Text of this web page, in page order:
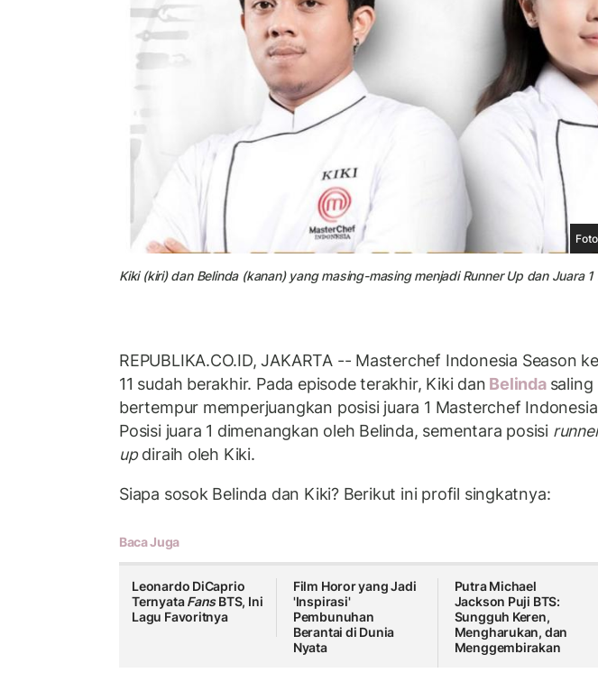
Kiki (kiri) dan Belinda (kanan) yang masing-masing menjadi Runner Up dan Juara
REPUBLIKA.CO.ID, JAKARTA -- Masterchef Indonesia Season
11 sudah berakhir. Pada episode terakhir, Kiki dan Belinda saling
bertempur memperjuangkan posisi juara 1 Masterchef
Posisi juara 1 dimenangkan oleh Belinda, sementara posisi
updiraih oleh Kiki.
Siapa sosok Belinda dan Kiki? Berikut ini profil singkatnya:
Baca Juga
Leonardo DiCaprio
TernyataFansBTS, Ini
Lagu Favoritnya
Film Horor yang Jadi
'Inspirasi'
Pembunuhan
Berantai di Dunia
Nyata
Putra Michael
Jackson Puji BTS:
Sungguh Keren,
Mengharukan, dan
Menggembirakan